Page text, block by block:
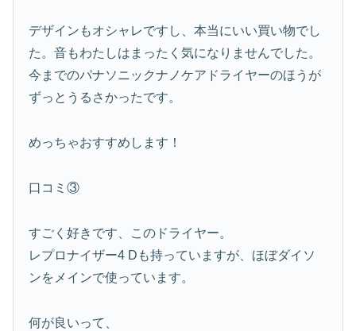
デザインもオシャレですし、本当にいい買い物でし
た。音もわたしはまったく気になりませんでした。
今までのパナソニックナノケアドライヤーのほうが
ずっとうるさかったです。
めっちゃおすすめします！
口コミ③
すごく好きです、このドライヤー。
レプロナイザー4 Dも持っていますが、ほぼダイソ
ンをメインで使っています。
何が良いって、